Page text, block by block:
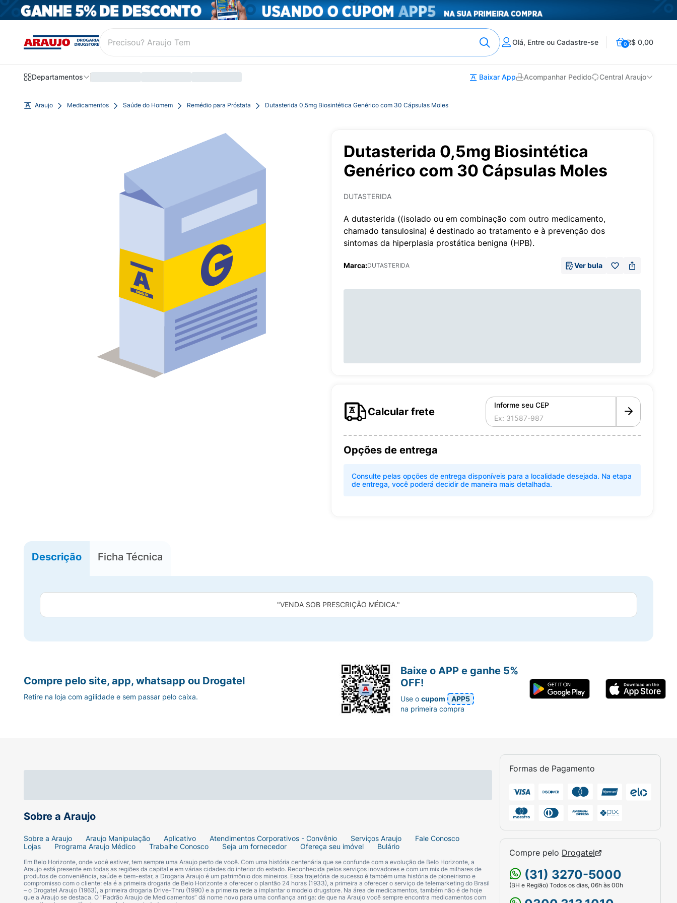
Olá, Entre ou Cadastre-se 0R$ 0,00
Departamentos Baixar App Acompanhar Pedido Central Araujo
Araujo Medicamentos Saúde do Homem Remédio para Próstata Dutasterida 0,5mg Biosintética Genérico com 30 Cápsulas Moles
Dutasterida 0,5mg Biosintética
Genérico com 30 Cápsulas Moles
DUTASTERIDA
A dutasterida ((isolado ou em combinação com outro medicamento,
chamado tansulosina) é destinado ao tratamento e à prevenção dos
sintomas da hiperplasia prostática benigna (HPB).
Marca:DUTASTERIDA Ver bula
Calcular frete
Informe seu CEP
Opções de entrega
Consulte pelas opções de entrega disponíveis para a localidade desejada. Na etapa
de entrega, você poderá decidir de maneira mais detalhada.
Descrição Ficha Técnica
"VENDA SOB PRESCRIÇÃO MÉDICA."
Sobre a Araujo
Sobre a Araujo Araujo Manipulação Aplicativo Atendimentos Corporativos - Convênio Serviços Araujo
Fale Conosco
Lojas
Programa Araujo Médico Trabalhe Conosco Seja um fornecedor Ofereça seu imóvel Bulário
Em Belo Horizonte, onde você estiver, tem sempre uma Araujo perto de você. Com uma história centenária que se confunde com a evolução de Belo Horizonte, a
Araujo está presente em todas as regiões da capital e em várias cidades do interior do estado. Reconhecida pelos serviços inovadores e com um mix de milhares de
produtos de conveniência, saúde e bem-estar, a Drogaria Araujo é um patrimônio dos mineiros. Essa trajetória de sucesso é também uma história de pioneirismo e
compromisso com o cliente: ela é a primeira drogaria de Belo Horizonte a oferecer o plantão 24 horas (1933), a primeira a oferecer o serviço de telemarketing do Brasil
– o Drogatel Araujo (1963), a primeira drogaria Drive-Thru (1990) e a primeira rede a implantar o modelo drugstore. Na área de medicamentos, também não é de hoje
que a Araujo se destaca. O “Padrão Araujo de Medicamentos” dá nome novo para uma confiança antiga: de que na Araujo você sempre encontra medicamentos com
Formas de Pagamento
Compre pelo Drogatel
(31) 3270-5000
(BH e Região) Todos os dias, 06h às 00h
Compre pelo site, app, whatsapp ou Drogatel
Retire na loja com agilidade e sem passar pelo caixa.
Baixe o APP e ganhe 5%
OFF!
Use ocupom
APP5
na primeira compra